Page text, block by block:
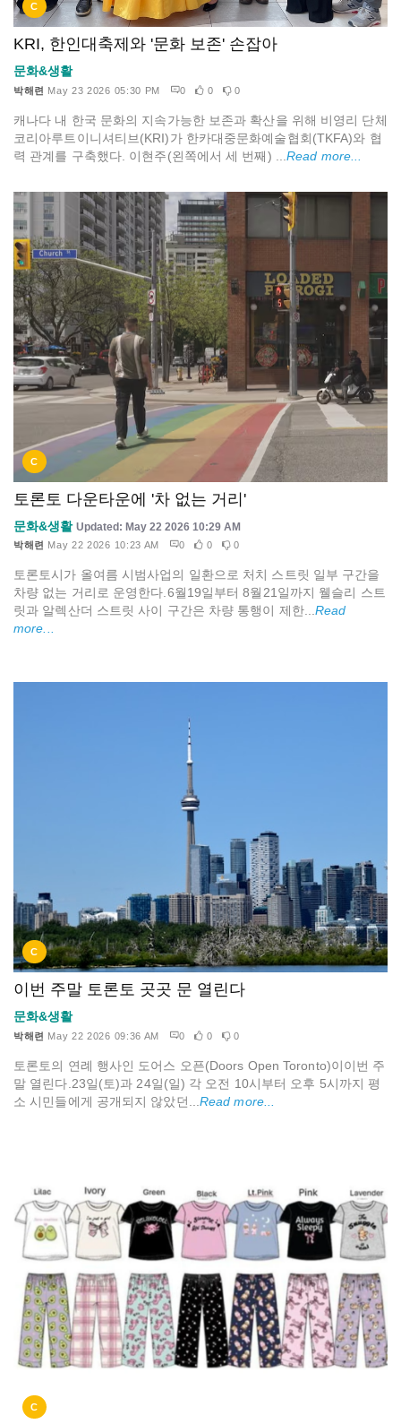
C
KRI, 한인대축제와 '문화 보존' 손잡아
문화&생활
박해련 May 23 2026 05:30 PM 0 0 0
캐나다 내 한국 문화의 지속가능한 보존과 확산을 위해 비영리 단체
코리아루트이니셔티브(KRI)가 한카대중문화예술협회(TKFA)와 협
력 관계를 구축했다. 이현주(왼쪽에서 세 번째) ...Read more...
C
토론토 다운타운에 '차 없는 거리'
문화&생활 Updated: May 22 2026 10:29 AM
박해련 May 22 2026 10:23 AM 0 0 0
토론토시가 올여름 시범사업의 일환으로 처치 스트릿 일부 구간을
차량 없는 거리로 운영한다.6월19일부터 8월21일까지 웰슬리 스트
릿과 알렉산더 스트릿 사이 구간은 차량 통행이 제한...Read
more...
C
이번 주말 토론토 곳곳 문 열린다
문화&생활
박해련 May 22 2026 09:36 AM 0 0 0
토론토의 연례 행사인 도어스 오픈(Doors Open Toronto)이이번 주
말 열린다.23일(토)과 24일(일) 각 오전 10시부터 오후 5시까지 평
소 시민들에게 공개되지 않았던... Read more...
C